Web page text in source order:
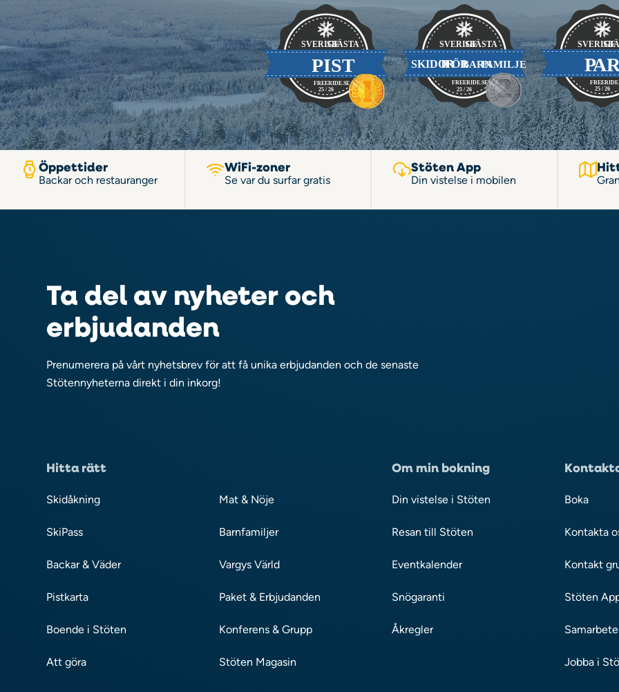
Öppettider
Backar och restauranger
WiFi-zoner
Se var du surfar gratis
Stöten App
Din vistelse i mobilen
Ta del av nyheter och
erbjudanden
Prenumerera på vårt nyhetsbrev för att få unika erbjudanden och de senaste
Stötennyheterna direkt i din inkorg!
Hitta rätt
Skidåkning
SkiPass
Backar & Väder
Pistkarta
Boende i Stöten
Att göra
Mat & Nöje
Barnfamiljer
Vargys Värld
Paket & Erbjudanden
Konferens & Grupp
Stöten Magasin
Om min bokning
Din vistelse i Stöten
Resan till Stöten
Eventkalender
Snögaranti
Åkregler
Boka
Kontakta
Kontakt
Stöten
Jobba i